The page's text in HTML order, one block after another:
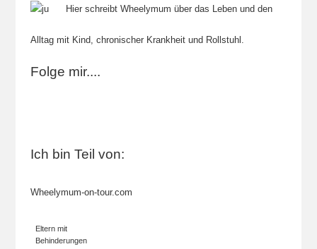
Hier schreibt Wheelymum über das Leben und den
Alltag mit Kind, chronischer Krankheit und Rollstuhl.
Folge mir....
Ich bin Teil von:
Wheelymum-on-tour.com
Eltern mit
Behinderungen